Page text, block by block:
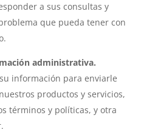
a sus consultas y
que pueda tener con
administrativa.
información para enviarle
productos y servicios,
términos y políticas, y otra